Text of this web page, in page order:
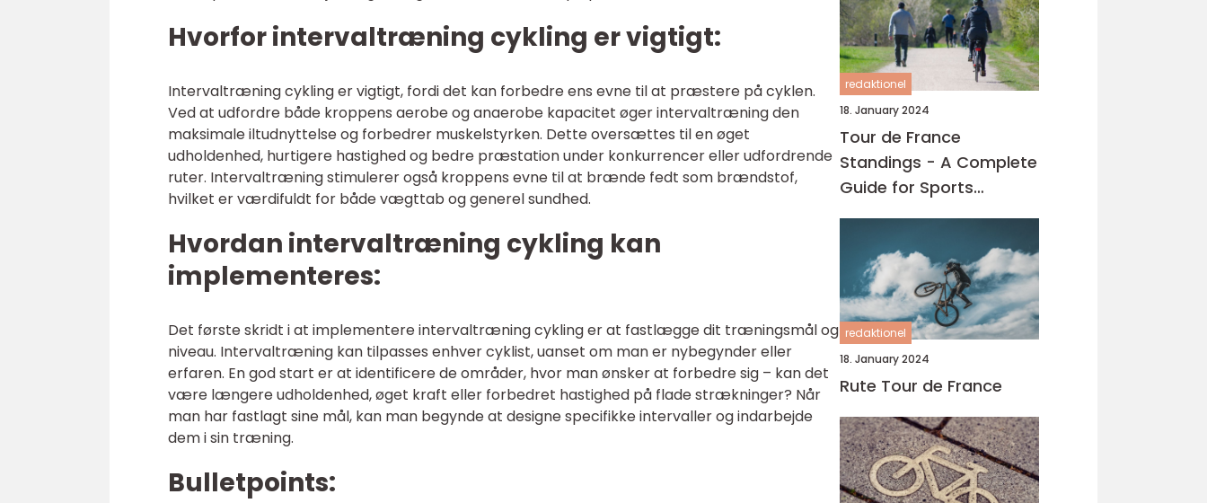
Hvorfor intervaltræning cykling er vigtigt:
Intervaltræning cykling er vigtigt, fordi det kan forbedre ens evne til at præstere på cyklen.
Ved at udfordre både kroppens aerobe og anaerobe kapacitet øger intervaltræning den
maksimale iltudnyttelse og forbedrer muskelstyrken. Dette oversættes til en øget
udholdenhed, hurtigere hastighed og bedre præstation under konkurrencer eller udfordrende
ruter. Intervaltræning stimulerer også kroppens evne til at brænde fedt som brændstof,
hvilket er værdifuldt for både vægttab og generel sundhed.
Hvordan intervaltræning cykling kan
implementeres:
Det første skridt i at implementere intervaltræning cykling er at fastlægge dit træningsmål og
niveau. Intervaltræning kan tilpasses enhver cyklist, uanset om man er nybegynder eller
erfaren. En god start er at identificere de områder, hvor man ønsker at forbedre sig – kan det
være længere udholdenhed, øget kraft eller forbedret hastighed på flade strækninger? Når
man har fastlagt sine mål, kan man begynde at designe specifikke intervaller og indarbejde
dem i sin træning.
Bulletpoints:
redaktionel
18. January 2024
Tour de France
Standings - A Complete
Guide for Sports
Enthusiasts
redaktionel
18. January 2024
Rute Tour de France